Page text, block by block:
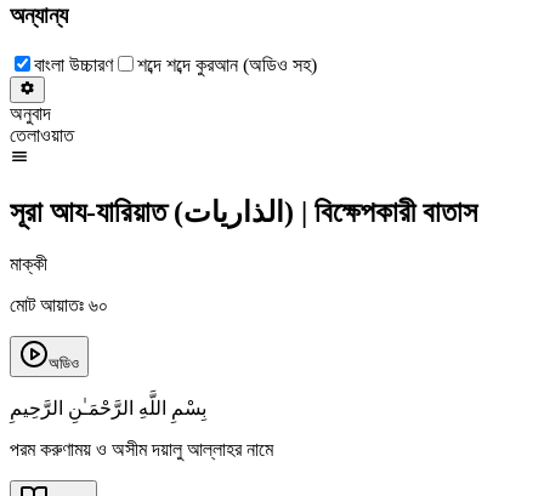
অন্যান্য
বাংলা উচ্চারণ শব্দে শব্দে কুরআন (অডিও সহ)
অনুবাদ
তেলাওয়াত
সূরা আয-যারিয়াত(الذاريات ) | বিক্ষেপকারী বাতাস
মাক্কী
মোট আয়াতঃ ৬০
অডিও
بِسْمِ اللَّهِ الرَّحْمَـٰنِ الرَّحِيمِ
পরম করুণাময় ও অসীম দয়ালু আল্লাহর নামে